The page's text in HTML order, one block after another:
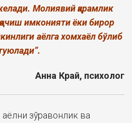
Молиявий қарамлик
имконияти ёки бирор
аёлга хомхаёл бўлиб
Анна Край, психолог
зўравонлик ва